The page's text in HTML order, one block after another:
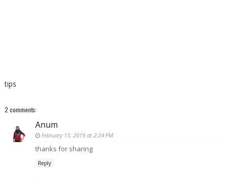
tips
2 comments:
Anum
February 13, 2019 at 2:24 PM
thanks for sharing
Reply